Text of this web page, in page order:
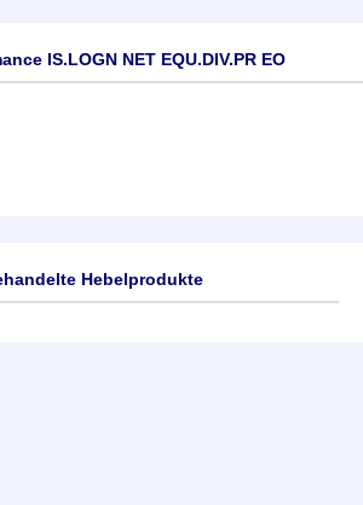
IS.LOGN NET EQU.DIV.PR EO
Hebelprodukte